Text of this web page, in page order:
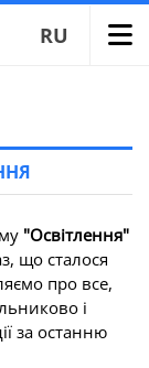
RU
"Освітлення"
що сталося
про все,
і
за останню